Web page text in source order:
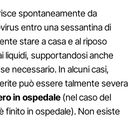
spontaneamente da
entro una sessantina di
stare a casa e al riposo
liquidi, supportandosi anche
necessario. In alcuni casi,
può essere talmente severa
in ospedale (nel caso del
finito in ospedale). Non esiste